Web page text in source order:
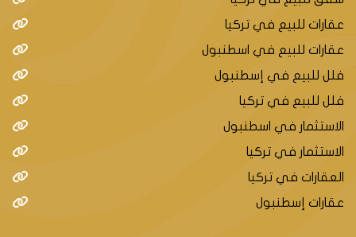
عقارات للبيع في تركيا
عقارات للبيع في اسطنبول
فلل للبيع في إسطنبول
فلل للبيع في تركيا
الاستثمار في اسطنبول
الاستثمار في تركيا
العقارات في تركيا
عقارات إسطنبول